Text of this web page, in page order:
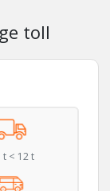
toll
t < 12 t